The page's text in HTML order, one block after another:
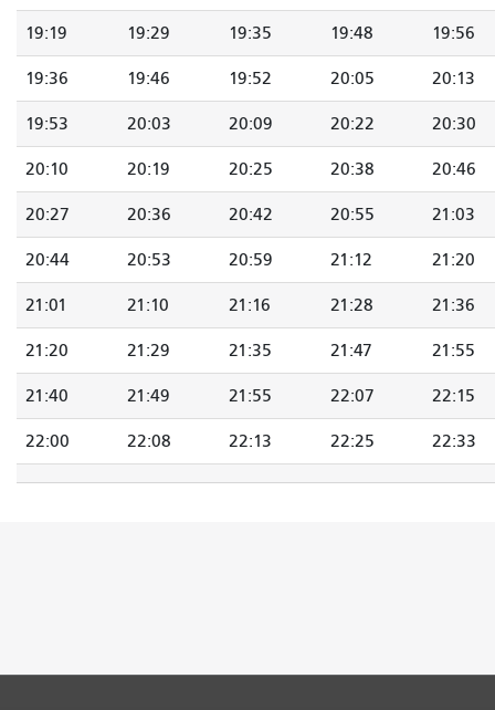
19:19 19:29 19:35 19:48 19:56
19:36 19:46 19:52 20:05 20:13
19:53 20:03 20:09 20:22 20:30
20:10 20:19 20:25 20:38 20:46
20:27 20:36 20:42 20:55 21:03
20:44 20:53 20:59 21:12 21:20
21:01 21:10 21:16 21:28 21:36
21:20 21:29 21:35 21:47 21:55
21:40 21:49 21:55 22:07 22:15
22:00 22:08 22:13 22:25 22:33